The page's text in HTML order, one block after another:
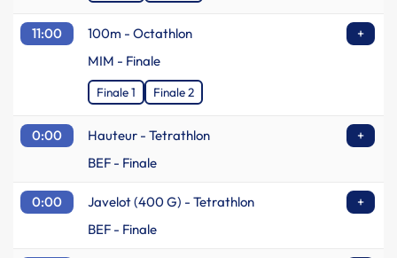
11:00 100m - Octathlon
+
MIM - Finale
Finale 1 Finale 2
0:00 Hauteur - Tetrathlon
+
BEF - Finale
0:00 Javelot (400 G) - Tetrathlon
+
BEF - Finale